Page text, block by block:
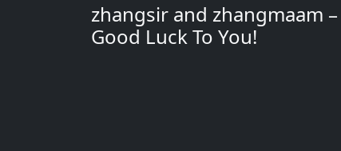
zhangsir and zhangmaam –
Good Luck To You!